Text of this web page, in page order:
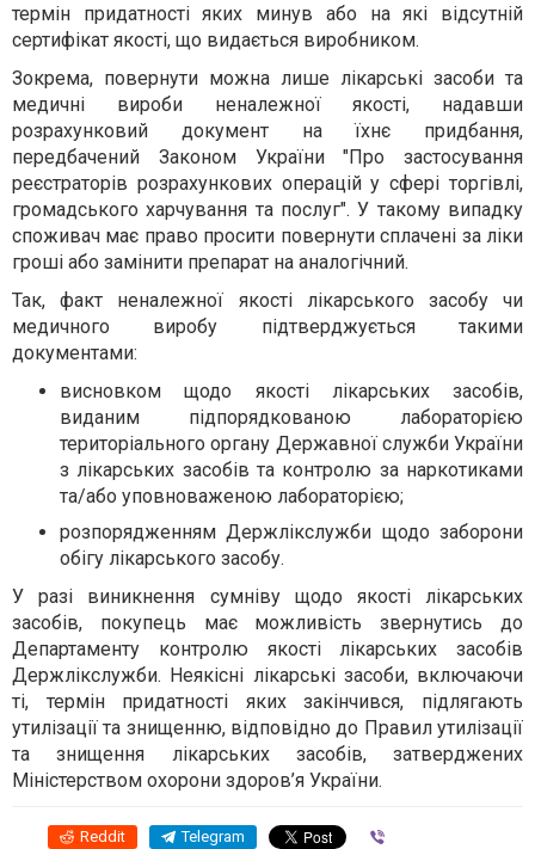
термін придатності яких минув або на які відсутній
сертифікат якості, що видається виробником.
Зокрема, повернути можна лише лікарські засоби та
медичні вироби неналежної якості, надавши
розрахунковий документ на їхнє придбання,
передбачений Законом України "Про застосування
реєстраторів розрахункових операцій у сфері торгівлі,
громадського харчування та послуг". У такому випадку
споживач має право просити повернути сплачені за ліки
гроші або замінити препарат на аналогічний.
Так, факт неналежної якості лікарського засобу чи
медичного виробу підтверджується такими
документами:
висновком щодо якості лікарських засобів,
виданим підпорядкованою лабораторією
територіального органу Державної служби України
з лікарських засобів та контролю за наркотиками
та/або уповноваженою лабораторією;
розпорядженням Держлікслужби щодо заборони
обігу лікарського засобу.
У разі виникнення сумніву щодо якості лікарських
засобів, покупець має можливість звернутись до
Департаменту контролю якості лікарських засобів
Держлікслужби. Неякісні лікарські засоби, включаючи
ті, термін придатності яких закінчився, підлягають
утилізації та знищенню, відповідно до Правил утилізації
та знищення лікарських засобів, затверджених
Міністерством охорони здоров’я України.
Reddit Telegram